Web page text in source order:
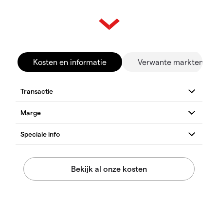
Kosten en informatie Verwante markten